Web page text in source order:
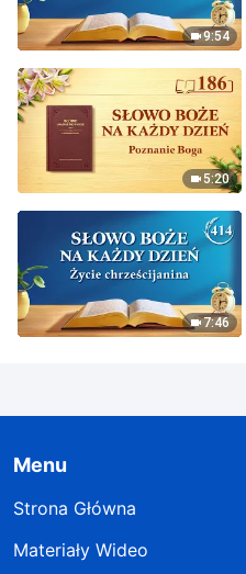
9:54
5:20
7:46
Menu
Strona Główna
Materiały Wideo